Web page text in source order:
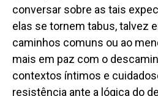
conversar sobre as tais
elas se tornem tabus, talvez
caminhos comuns ou ao
mais em paz com o
contextos íntimos e
resistência ante a lógica do